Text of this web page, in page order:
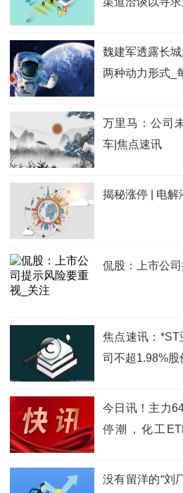
魏建军透露长
两种动力形式_
万里马：公司
车|焦点速讯
揭秘涨停 | 电解
侃股：上市公
焦点速讯：*ST
司不超1.98%股
今日讯！主力
停潮，化工
没有留洋的“刘